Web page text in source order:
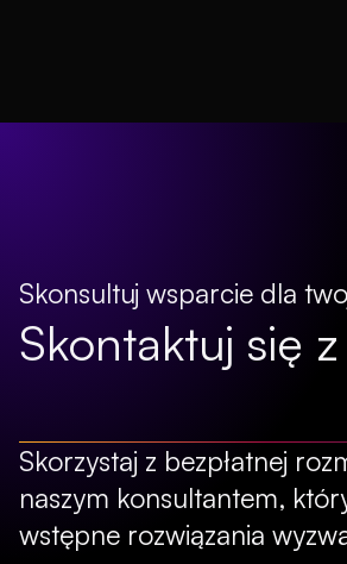
Skonsultuj wsparcie dla
Skontaktuj się
Skorzystaj z bezpłatnej
naszym konsultantem,
wstępne rozwiązania